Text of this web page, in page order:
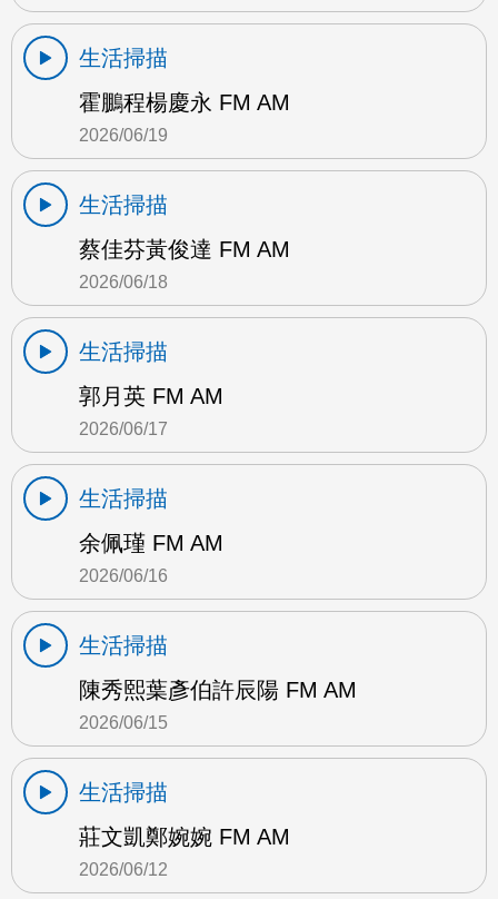
生活掃描
霍鵬程楊慶永 FM AM
2026/06/19
生活掃描
蔡佳芬黃俊達 FM AM
2026/06/18
生活掃描
郭月英 FM AM
2026/06/17
生活掃描
余佩瑾 FM AM
2026/06/16
生活掃描
陳秀熙葉彥伯許辰陽 FM AM
2026/06/15
生活掃描
莊文凱鄭婉婉 FM AM
2026/06/12